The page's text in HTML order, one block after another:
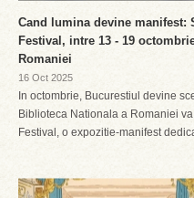
Cand lumina devine manifest:
Festival, intre 13 - 19
Romaniei
16 Oct 2025
In octombrie, Bucurestiul devine
Biblioteca Nationala a Romaniei
Festival, o expozitie-manifest